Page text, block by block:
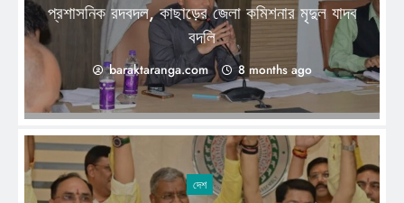
প্রশাসনিক রদবদল, কাছাড়ের জেলা কমিশনার মৃদুল যাদব
বদলি
baraktaranga.com 8 months ago
দেশ